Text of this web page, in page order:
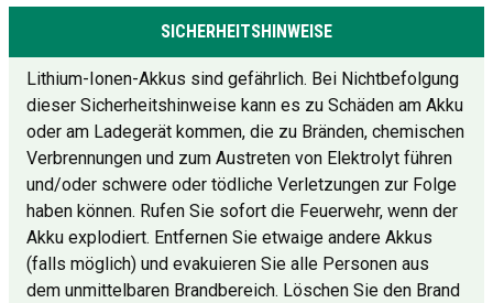
SICHERHEITSHINWEISE
Lithium-Ionen-Akkus sind gefährlich. Bei Nichtbefolgung
dieser Sicherheitshinweise kann es zu Schäden am Akku
oder am Ladegerät kommen, die zu Bränden, chemischen
Verbrennungen und zum Austreten von Elektrolyt führen
und/oder schwere oder tödliche Verletzungen zur Folge
haben können. Rufen Sie sofort die Feuerwehr, wenn der
Akku explodiert. Entfernen Sie etwaige andere Akkus
(falls möglich) und evakuieren Sie alle Personen aus
dem unmittelbaren Brandbereich. Löschen Sie den Brand